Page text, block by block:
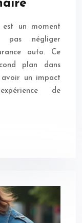
est un moment
négliger
auto. Ce
plan dans
avoir un impact
de